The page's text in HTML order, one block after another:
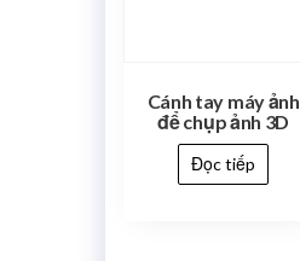
Cánh tay máy ảnh
để chụp ảnh 3D
Đọc tiếp